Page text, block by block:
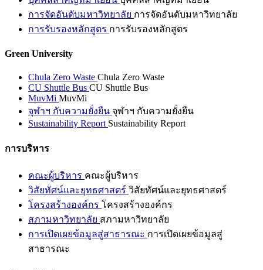
การจัดอันดับมหาวิทยาลัย การจัดอันดับมหาวิทยาลัย
การรับรองหลักสูตร การรับรองหลักสูตร
Green University
Chula Zero Waste Chula Zero Waste
CU Shuttle Bus CU Shuttle Bus
MuvMi MuvMi
จุฬาฯ กับความยั่งยืน จุฬาฯ กับความยั่งยืน
Sustainability Report Sustainability Report
การบริหาร
คณะผู้บริหาร คณะผู้บริหาร
วิสัยทัศน์และยุทธศาสตร์ วิสัยทัศน์และยุทธศาสตร์
โครงสร้างองค์กร โครงสร้างองค์กร
สภามหาวิทยาลัย สภามหาวิทยาลัย
การเปิดเผยข้อมูลสู่สาธารณะ การเปิดเผยข้อมูลสู่
สาธารณะ